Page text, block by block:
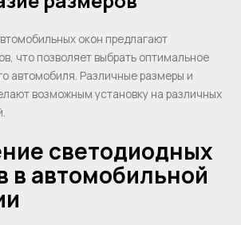
окон предлагают
что позволяет выбрать оптимальное
автомобиля. Различные размеры и
возможным установку на различных
светодиодных
в автомобильной